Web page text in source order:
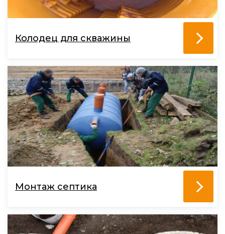
Колодец для скважины
Монтаж септика